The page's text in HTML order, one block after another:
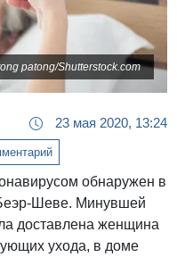
patong/Shutterstock.com
23 мая 2020, 13:24
обнаружен в
Шеве. Минувшей
доставлена женщина
ухода, в доме